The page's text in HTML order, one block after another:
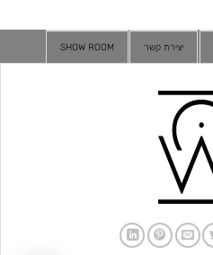
יצירת קשר SHOW ROOM